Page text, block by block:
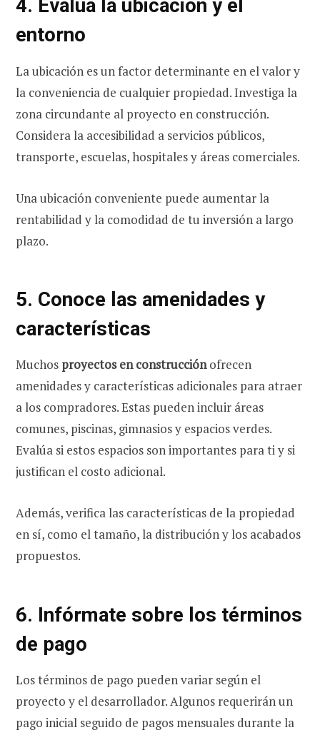
4. Evalúa la ubicación y el
entorno
La ubicación es un factor determinante en el valor y
la conveniencia de cualquier propiedad. Investiga la
zona circundante al proyecto en construcción.
Considera la accesibilidad a servicios públicos,
transporte, escuelas, hospitales y áreas comerciales.
Una ubicación conveniente puede aumentar la
rentabilidad y la comodidad de tu inversión a largo
plazo.
5. Conoce las amenidades y
características
Muchos proyectos en construcciónofrecen
amenidades y características adicionales para atraer
a los compradores. Estas pueden incluir áreas
comunes, piscinas, gimnasios y espacios verdes.
Evalúa si estos espacios son importantes para ti y si
justifican el costo adicional.
Además, verifica las características de la propiedad
en sí, como el tamaño, la distribución y los acabados
propuestos.
6. Infórmate sobre los términos
de pago
Los términos de pago pueden variar según el
proyecto y el desarrollador. Algunos requerirán un
pago inicial seguido de pagos mensuales durante la